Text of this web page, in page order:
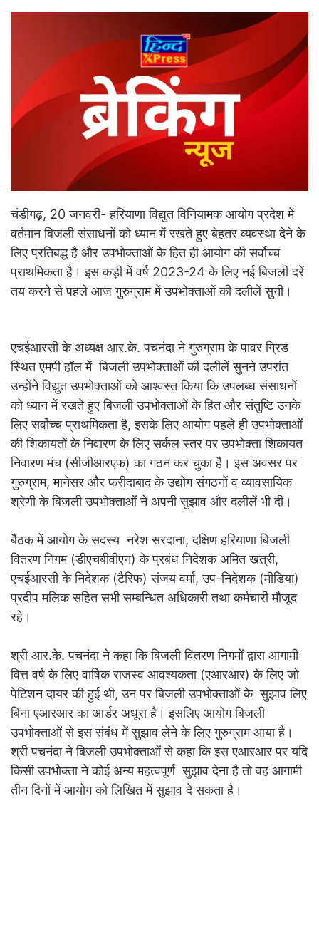
a
चंडीगढ़, 20 जनवरी- हरियाणा विद्युत विनियामक आयोग प्रदेश में
वर्तमान बिजली संसाधनों को ध्यान में रखते हुए बेहतर व्यवस्था देने के
लिए प्रतिबद्ध है और उपभोक्ताओं के हित ही आयोग की सर्वोच्च
प्राथमिकता है। इस कड़ी में वर्ष 2023-24 के लिए नई बिजली दरें
तय करने से पहले आज गुरुग्राम में उपभोक्ताओं की दलीलें सुनी।
एचईआरसी के अध्यक्ष आर.के. पचनंदा ने गुरुग्राम के पावर ग्रिड
स्थित एमपी हॉल में बिजली उपभोक्ताओं की दलीलें सुनने उपरांत
उन्होंने विद्युत उपभोक्ताओं को आश्वस्त किया कि उपलब्ध संसाधनों
को ध्यान में रखते हुए बिजली उपभोक्ताओं के हित और संतुष्टि उनके
लिए सर्वोच्च प्राथमिकता है, इसके लिए आयोग पहले ही उपभोक्ताओं
की शिकायतों के निवारण के लिए सर्कल स्तर पर उपभोक्ता शिकायत
निवारण मंच (सीजीआरएफ) का गठन कर चुका है। इस अवसर पर
गुरुग्राम, मानेसर और फरीदाबाद के उद्योग संगठनों व व्यावसायिक
श्रेणी के बिजली उपभोक्ताओं ने अपनी सुझाव और दलीलें भी दी।
बैठक में आयोग के सदस्य नरेश सरदाना, दक्षिण हरियाणा बिजली
वितरण निगम (डीएचबीवीएन) के प्रबंध निदेशक अमित खत्री,
एचईआरसी के निदेशक (टैरिफ) संजय वर्मा, उप-निदेशक (मीडिया)
प्रदीप मलिक सहित सभी सम्बन्धित अधिकारी तथा कर्मचारी मौजूद
रहे।
श्री आर.के. पचनंदा ने कहा कि बिजली वितरण निगमों द्वारा आगामी
वित्त वर्ष के लिए वार्षिक राजस्व आवश्यकता (एआरआर) के लिए जो
पेटिशन दायर की हुई थी, उन पर बिजली उपभोक्ताओं के सुझाव लिए
बिना एआरआर का आर्डर अधूरा है। इसलिए आयोग बिजली
उपभोक्ताओं से इस संबंध में सुझाव लेने के लिए गुरुग्राम आया है।
श्री पचनंदा ने बिजली उपभोक्ताओं से कहा कि इस एआरआर पर यदि
किसी उपभोक्ता ने कोई अन्य महत्वपूर्ण सुझाव देना है तो वह आगामी
तीन दिनों में आयोग को लिखित में सुझाव दे सकता है।